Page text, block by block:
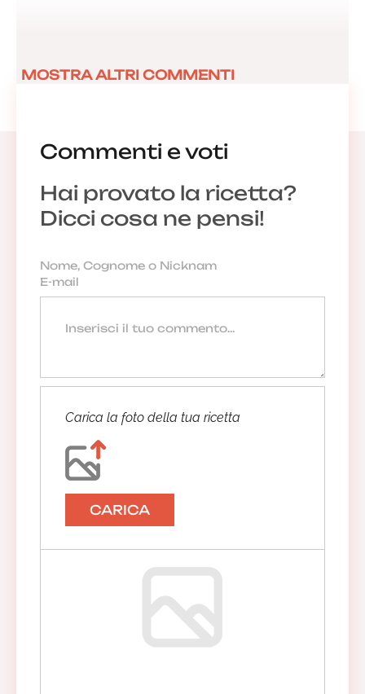
Commenti e voti
Hai provato la ricetta?
Dicci cosa ne pensi!
Carica la foto della tua ricetta
CARICA
MOSTRA ALTRI COMMENTI